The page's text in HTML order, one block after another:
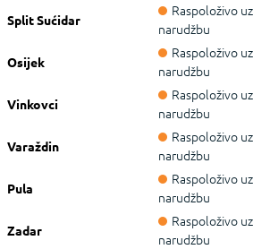
Split Sućidar
Raspoloživo uz
narudžbu
Osijek
Raspoloživo uz
narudžbu
Vinkovci
Raspoloživo uz
narudžbu
Varaždin
Raspoloživo uz
narudžbu
Pula
Raspoloživo uz
narudžbu
Zadar
Raspoloživo uz
narudžbu